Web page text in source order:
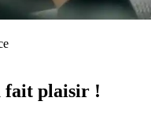
fait plaisir !